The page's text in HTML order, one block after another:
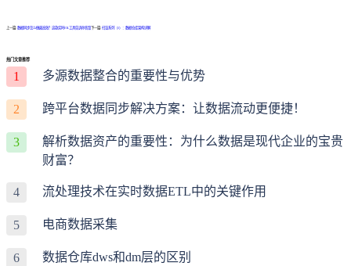
上一篇: 数据同步怎么做最高效？这款实时ETL工具告诉你答案 下一篇: 扫盲系列（3）：数据仓库架构详解
热门文章推荐
1 多源数据整合的重要性与优势
2 跨平台数据同步解决方案：让数据流动更便捷！
3
解析数据资产的重要性：为什么数据是现代企业的宝贵
财富？
4 流处理技术在实时数据ETL中的关键作用
5 电商数据采集
6 数据仓库dws和dm层的区别